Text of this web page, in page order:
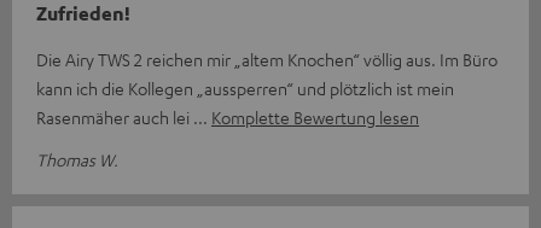
Zufrieden!
Die Airy TWS 2 reichen mir „altem Knochen“ völlig aus. Im Büro
kann ich die Kollegen „aussperren“ und plötzlich ist mein
Rasenmäher auch lei
Komplette Bewertung lesen
Thomas W.